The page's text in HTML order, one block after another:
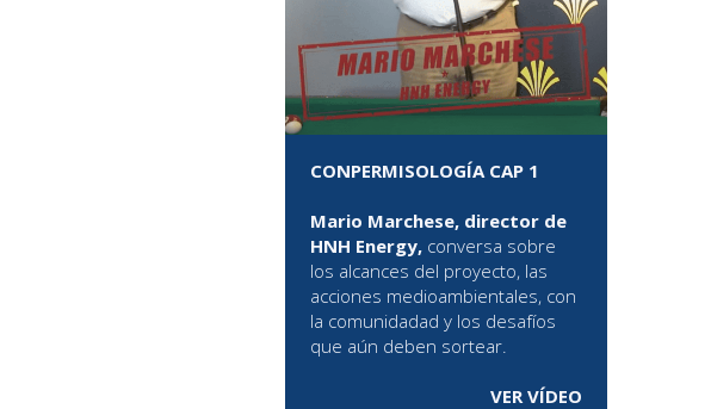
CONPERMISOLOGÍA CAP 1
Mario Marchese, director de
HNH Energy, conversa sobre
los alcances del proyecto, las
acciones medioambientales, con
la comunidadad y los desafíos
que aún deben sortear.
VER VÍDEO